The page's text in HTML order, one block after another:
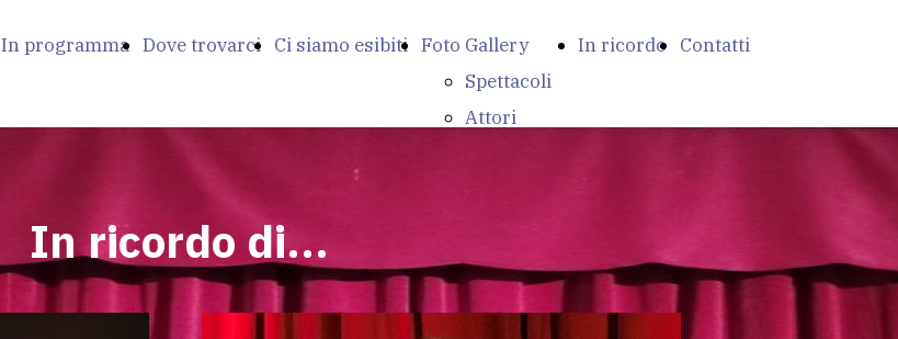
In programma Dove trovarci Ci siamo esibiti Foto Gallery
Spettacoli
Attori
In ricordo Contatti
In ricordo di...